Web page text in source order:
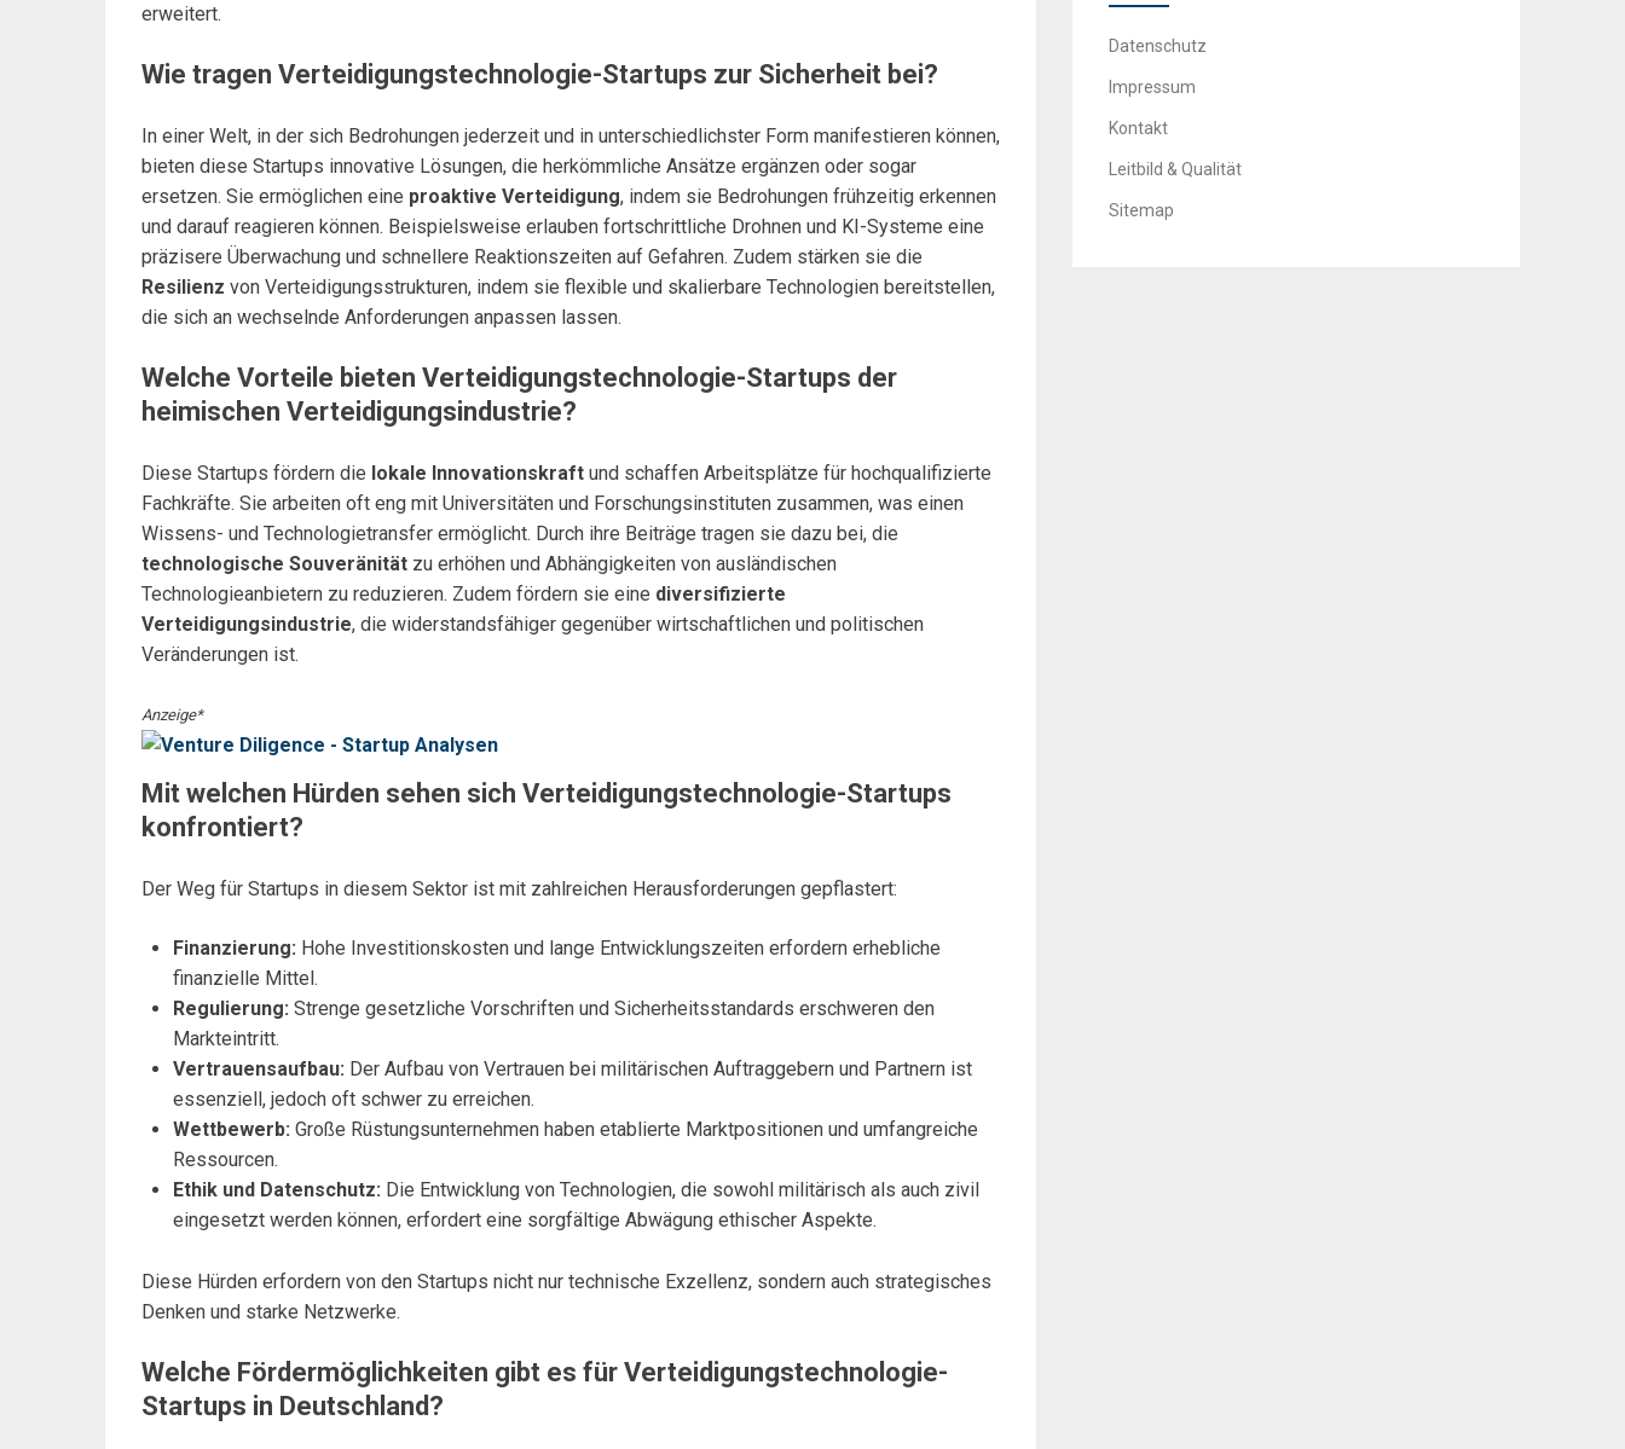
erweitert.
Wie tragen Verteidigungstechnologie-Startups zur Sicherheit bei?
In einer Welt, in der sich Bedrohungen jederzeit und in unterschiedlichster Form manifestieren können,
bieten diese Startups innovative Lösungen, die herkömmliche Ansätze ergänzen oder sogar
ersetzen. Sie ermöglichen eine proaktive Verteidigung, indem sie Bedrohungen frühzeitig erkennen
und darauf reagieren können. Beispielsweise erlauben fortschrittliche Drohnen und KI-Systeme eine
präzisere Überwachung und schnellere Reaktionszeiten auf Gefahren. Zudem stärken sie die
Resilienz von Verteidigungsstrukturen, indem sie flexible und skalierbare Technologien bereitstellen,
die sich an wechselnde Anforderungen anpassen lassen.
Welche Vorteile bieten Verteidigungstechnologie-Startups der
heimischen Verteidigungsindustrie?
Diese Startups fördern die lokale Innovationskraft und schaffen Arbeitsplätze für hochqualifizierte
Fachkräfte. Sie arbeiten oft eng mit Universitäten und Forschungsinstituten zusammen, was einen
Wissens- und Technologietransfer ermöglicht. Durch ihre Beiträge tragen sie dazu bei, die
technologische Souveränität zu erhöhen und Abhängigkeiten von ausländischen
Technologieanbietern zu reduzieren. Zudem fördern sie eine diversifizierte
Verteidigungsindustrie, die widerstandsfähiger gegenüber wirtschaftlichen und politischen
Veränderungen ist.
Anzeige*
Mit welchen Hürden sehen sich Verteidigungstechnologie-Startups
konfrontiert?
Der Weg für Startups in diesem Sektor ist mit zahlreichen Herausforderungen gepflastert:
Finanzierung: Hohe Investitionskosten und lange Entwicklungszeiten erfordern erhebliche
finanzielle Mittel.
Regulierung: Strenge gesetzliche Vorschriften und Sicherheitsstandards erschweren den
Markteintritt.
Vertrauensaufbau: Der Aufbau von Vertrauen bei militärischen Auftraggebern und Partnern ist
essenziell, jedoch oft schwer zu erreichen.
Wettbewerb: Große Rüstungsunternehmen haben etablierte Marktpositionen und umfangreiche
Ressourcen.
Ethik und Datenschutz: Die Entwicklung von Technologien, die sowohl militärisch als auch zivil
eingesetzt werden können, erfordert eine sorgfältige Abwägung ethischer Aspekte.
Diese Hürden erfordern von den Startups nicht nur technische Exzellenz, sondern auch strategisches
Denken und starke Netzwerke.
Welche Fördermöglichkeiten gibt es für Verteidigungstechnologie-
Startups in Deutschland?
Datenschutz
Impressum
Kontakt
Leitbild & Qualität
Sitemap